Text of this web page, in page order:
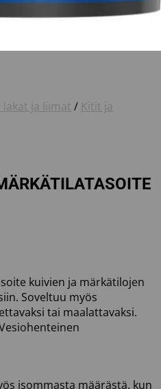
lakat ja liimat / Kitit ja
kuivien ja märkätilojen
Soveltuu myös
tai maalattavaksi.
isommasta määrästä, kun